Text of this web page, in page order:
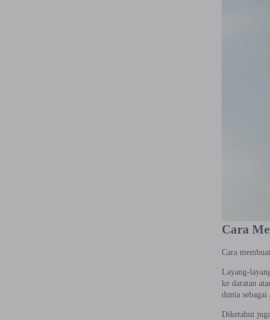
Cara
Cara
Layang-
ke daratan
dunia sebagai
Diketahui